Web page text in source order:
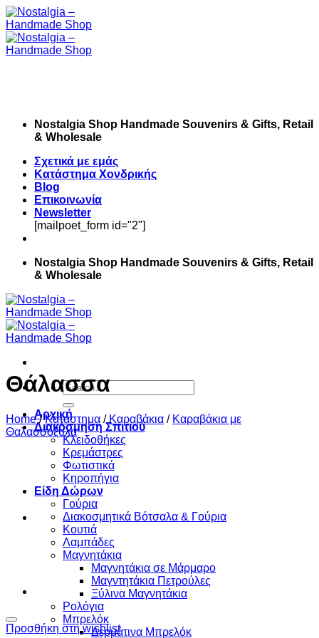
Skip
to
content
Nostalgia Shop Handmade Souvenirs & Gifts, Retail
& Wholesale
Σχετικά με εμάς
Κατάστημα Χονδρικής
Blog
Επικοινωνία
Newsletter
[mailpoet_form id="2"]
Nostalgia Shop Handmade Souvenirs & Gifts, Retail
& Wholesale
Search
for:
Αρχική
Διακόσμηση Σπιτιού
Κλειδοθήκες
Κρεμάστρες
Φωτιστικά
Κηροπήγια
Είδη Δώρων
Γούρια
Διακοσμητικά Βότσαλα & Γούρια
Κουτιά
Λαμπάδες
Μαγνητάκια
Μαγνητάκια σε Μάρμαρο
Μαγντητάκια Πετρούλες
Ξύλινα Μαγνητάκια
Ρολόγια
Μπρελόκ
Δερμάτινα Μπρελόκ
Θάλασσα
Home / Κατάστημα / Καραβάκια / Καραβάκια με
Θαλασσόξυλα
Προσθήκη στη wishlist